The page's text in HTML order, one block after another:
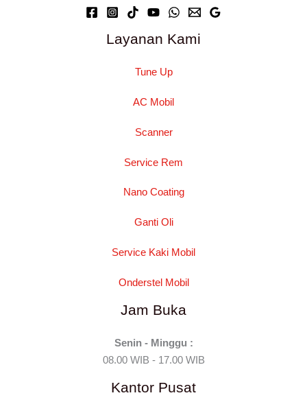
Layanan Kami
Tune Up
AC Mobil
Scanner
Service Rem
Nano Coating
Ganti Oli
Service Kaki Mobil
Onderstel Mobil
Jam Buka
Senin - Minggu :
08.00 WIB - 17.00 WIB
Kantor Pusat